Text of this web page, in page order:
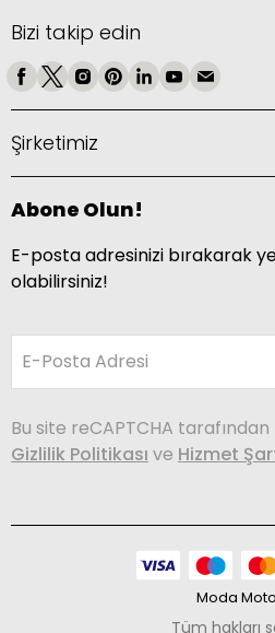
Bizi takip edin
Şirketimiz
Abone Olun!
E-posta adresinizi bırakarak
olabilirsiniz!
E-Posta Adresi
Bu site reCAPTCHA
Gizlilik Politikası ve Hizmet
Moda
Tüm hakları